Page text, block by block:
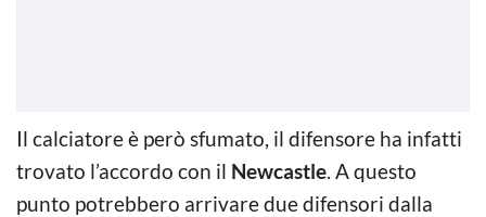
Il calciatore è però sfumato, il difensore ha infatti
trovato l’accordo con il Newcastle. A questo
punto potrebbero arrivare due difensori dalla